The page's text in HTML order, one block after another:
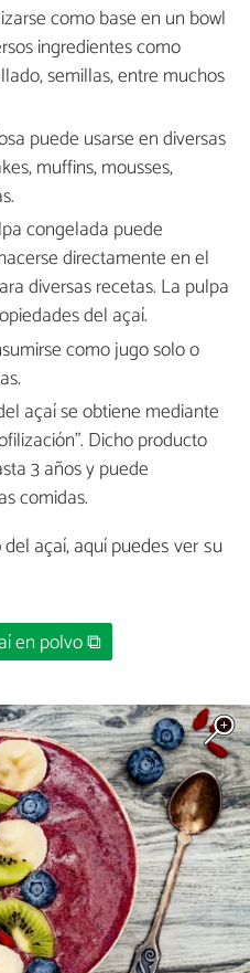
como base en un bowl
ingredientes como
semillas, entre muchos
puede usarse en diversas
muffins, mousses,
congelada puede
directamente en el
diversas recetas. La pulpa
del açaí.
como jugo solo o
açaí se obtiene mediante
Dicho producto
3 años y puede
comidas.
açaí, aquí puedes ver su
en polvo ⧉